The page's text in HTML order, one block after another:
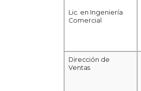
Lic. en Ingeniería
Comercial
Dirección de
Ventas